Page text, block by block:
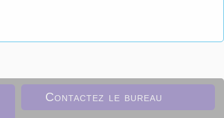
Contactez le bureau